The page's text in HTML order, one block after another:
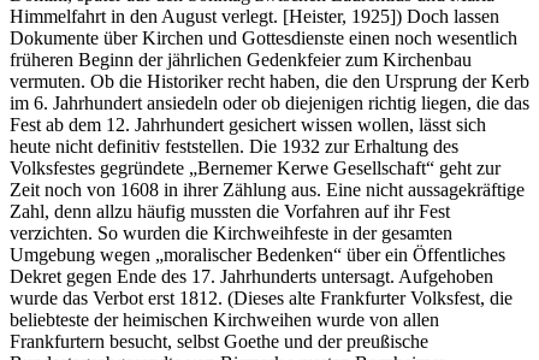
Himmelfahrt in den August verlegt. [Heister, 1925]) Doch lassen
Dokumente über Kirchen und Gottesdienste einen noch wesentlich
früheren Beginn der jährlichen Gedenkfeier zum Kirchenbau
vermuten. Ob die Historiker recht haben, die den Ursprung der Kerb
im 6. Jahrhundert ansiedeln oder ob diejenigen richtig liegen, die das
Fest ab dem 12. Jahrhundert gesichert wissen wollen, lässt sich
heute nicht definitiv feststellen. Die 1932 zur Erhaltung des
Volksfestes gegründete „Bernemer Kerwe Gesellschaft“ geht zur
Zeit noch von 1608 in ihrer Zählung aus. Eine nicht aussagekräftige
Zahl, denn allzu häufig mussten die Vorfahren auf ihr Fest
verzichten. So wurden die Kirchweihfeste in der gesamten
Umgebung wegen „moralischer Bedenken“ über ein Öffentliches
Dekret gegen Ende des 17. Jahrhunderts untersagt. Aufgehoben
wurde das Verbot erst 1812. (Dieses alte Frankfurter Volksfest, die
beliebteste der heimischen Kirchweihen wurde von allen
Frankfurtern besucht, selbst Goethe und der preußische